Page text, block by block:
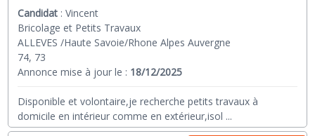
Candidat :Vincent
Bricolage et Petits Travaux
ALLEVES /Haute Savoie/Rhone Alpes Auvergne
74, 73
Annonce mise à jour le : 18/12/2025
Disponible et volontaire,je recherche petits travaux à
domicile en intérieur comme en extérieur,isol ...